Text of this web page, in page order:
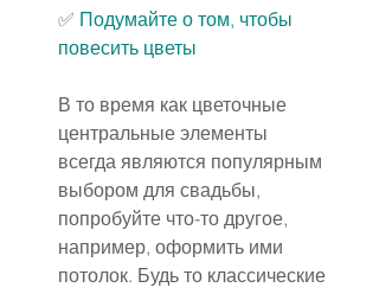
✅ Подумайте о том, чтобы
повесить цветы
В то время как цветочные
центральные элементы
всегда являются популярным
выбором для свадьбы,
попробуйте что-то другое,
например, оформить ими
потолок. Будь то классические